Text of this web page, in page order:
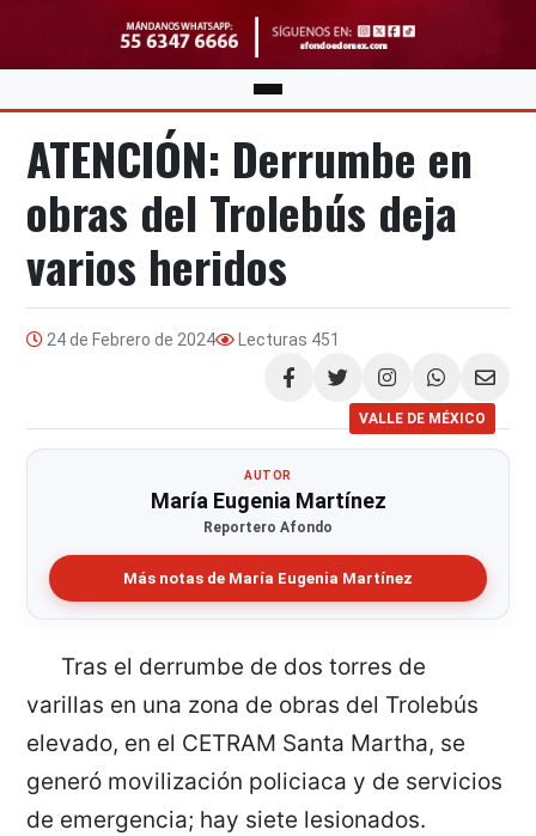
ATENCIÓN: Derrumbe en
obras del Trolebús deja
varios heridos
24 de Febrero de 2024 Lecturas 451
Compartir
VALLE DE MÉXICO
AUTOR
María Eugenia Martínez
Reportero Afondo
Más notas de María Eugenia Martínez
Tras el derrumbe de dos torres de
varillas en una zona de obras del Trolebús
elevado, en el CETRAM Santa Martha, se
generó movilización policiaca y de servicios
de emergencia; hay siete lesionados.